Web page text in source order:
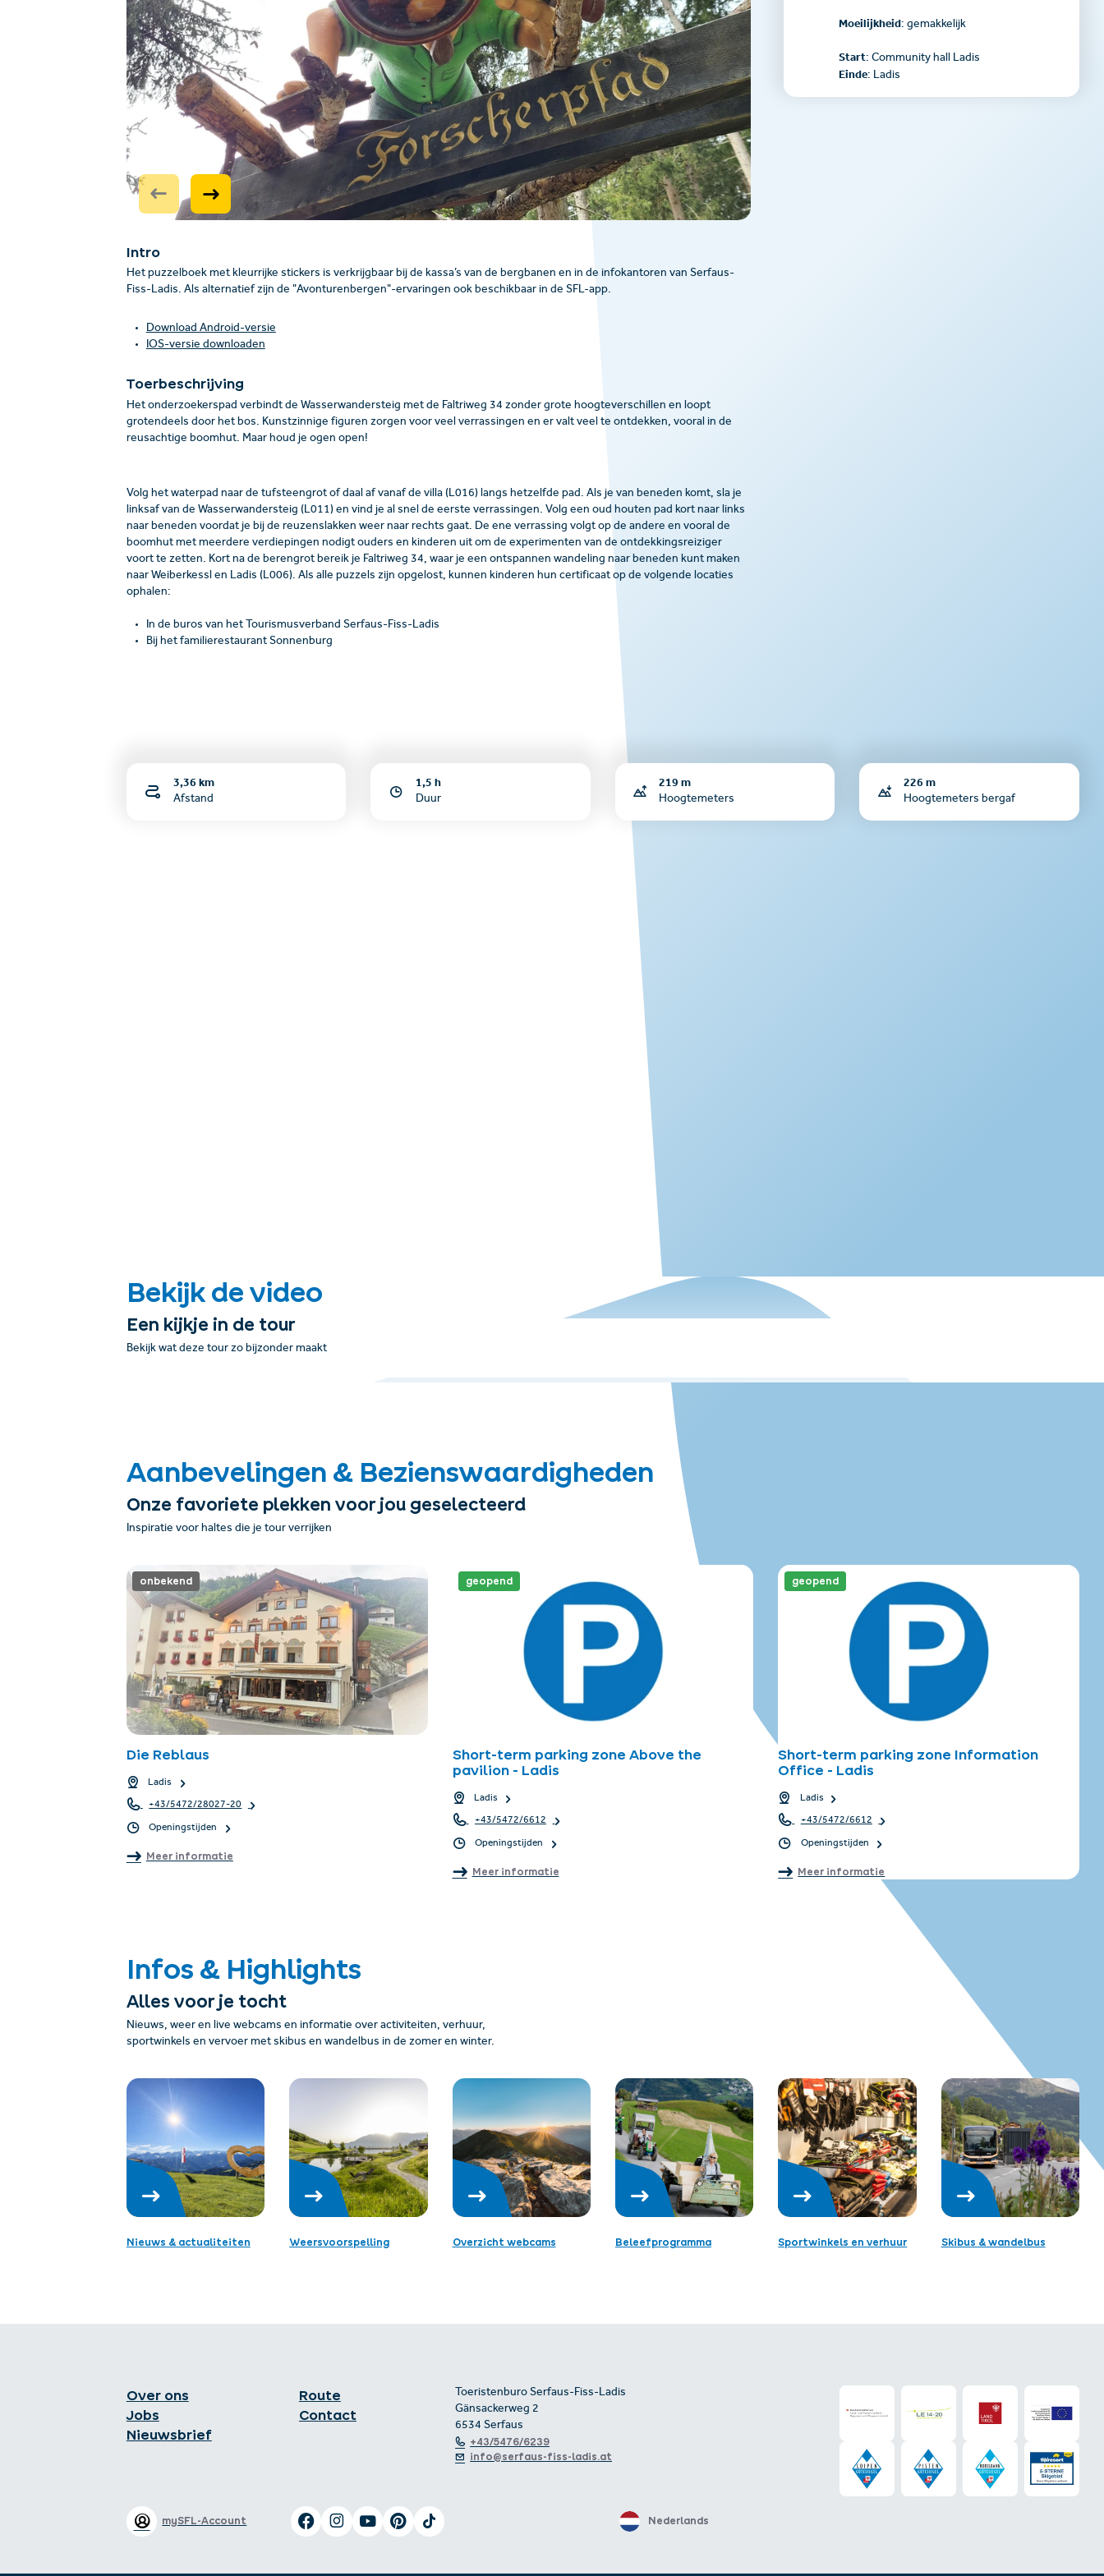
Intro
Het puzzelboek met kleurrijke stickers is verkrijgbaar bij de kassa’s van de bergbanen en in de infokantoren van Serfaus-
Fiss-Ladis. Als alternatief zijn de "Avonturenbergen"-ervaringen ook beschikbaar in de SFL-app.
Download Android-versie
IOS-versie downloaden
Toerbeschrijving
Het onderzoekerspad verbindt de Wasserwandersteig met de Faltriweg 34 zonder grote hoogteverschillen en loopt
grotendeels door het bos. Kunstzinnige figuren zorgen voor veel verrassingen en er valt veel te ontdekken, vooral in de
reusachtige boomhut. Maar houd je ogen open!
Volg het waterpad naar de tufsteengrot of daal af vanaf de villa (L016) langs hetzelfde pad. Als je van beneden komt, sla je
linksaf van de Wasserwandersteig (L011) en vind je al snel de eerste verrassingen. Volg een oud houten pad kort naar links
naar beneden voordat je bij de reuzenslakken weer naar rechts gaat. De ene verrassing volgt op de andere en vooral de
boomhut met meerdere verdiepingen nodigt ouders en kinderen uit om de experimenten van de ontdekkingsreiziger
voort te zetten. Kort na de berengrot bereik je Faltriweg 34, waar je een ontspannen wandeling naar beneden kunt maken
naar Weiberkessl en Ladis (L006). Als alle puzzels zijn opgelost, kunnen kinderen hun certificaat op de volgende locaties
ophalen:
In de buros van het Tourismusverband Serfaus-Fiss-Ladis
Bij het familierestaurant Sonnenburg
Moeilijkheid: gemakkelijk
Start: Community hall Ladis
Einde: Ladis
3,36 km
Afstand
1,5 h
Duur
219 m
Hoogtemeters
226 m
Hoogtemeters bergaf
Bekijk de video
Een kijkje in de tour
Bekijk wat deze tour zo bijzonder maakt
Aanbevelingen & Bezienswaardigheden
Onze favoriete plekken voor jou geselecteerd
Inspiratie voor haltes die je tour verrijken
onbekend
Die Reblaus
Ladis
+43/5472/28027-20
Openingstijden
Meer informatie
geopend
Short-term parking zone Above the
pavilion - Ladis
Ladis
+43/5472/6612
Openingstijden
Meer informatie
geopend
Short-term parking zone Information
Office - Ladis
Ladis
+43/5472/6612
Openingstijden
Meer informatie
Infos & Highlights
Alles voor je tocht
Nieuws, weer en live webcams en informatie over activiteiten, verhuur,
sportwinkels en vervoer met skibus en wandelbus in de zomer en winter.
Nieuws & actualiteiten Weersvoorspelling Overzicht webcams Beleefprogramma Sportwinkels en verhuur Skibus & wandelbus
Over ons
Jobs
Nieuwsbrief
Route
Contact
Toeristenburo Serfaus-Fiss-Ladis
Gänsackerweg 2
6534 Serfaus
+43/5476/6239
info@serfaus-fiss-ladis.at
mySFL-Account Nederlands